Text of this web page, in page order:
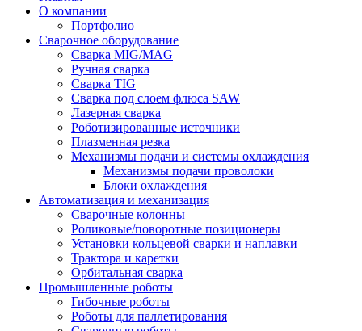
О компании
Портфолио
Сварочное оборудование
Сварка MIG/MAG
Ручная сварка
Сварка TIG
Сварка под слоем флюса SAW
Лазерная сварка
Роботизированные источники
Плазменная резка
Механизмы подачи и системы охлаждения
Механизмы подачи проволоки
Блоки охлаждения
Автоматизация и механизация
Сварочные колонны
Роликовые/поворотные позиционеры
Установки кольцевой сварки и наплавки
Трактора и каретки
Орбитальная сварка
Промышленные роботы
Гибочные роботы
Роботы для паллетирования